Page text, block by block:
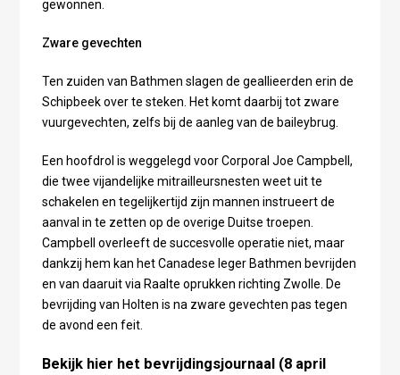
gewonnen.
Zware gevechten
Ten zuiden van Bathmen slagen de geallieerden erin de
Schipbeek over te steken. Het komt daarbij tot zware
vuurgevechten, zelfs bij de aanleg van de baileybrug.
Een hoofdrol is weggelegd voor Corporal Joe Campbell,
die twee vijandelijke mitrailleursnesten weet uit te
schakelen en tegelijkertijd zijn mannen instrueert de
aanval in te zetten op de overige Duitse troepen.
Campbell overleeft de succesvolle operatie niet, maar
dankzij hem kan het Canadese leger Bathmen bevrijden
en van daaruit via Raalte oprukken richting Zwolle. De
bevrijding van Holten is na zware gevechten pas tegen
de avond een feit.
Bekijk hier het bevrijdingsjournaal (8 april